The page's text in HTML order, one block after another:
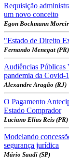
Requisição
um novo conceito
Egon Bockmann
"Estado de Direito
Fernando Menegat (PR)
Audiências Públicas
pandemia da Covid-
Alexandre Aragão (RJ)
O Pagamento
Estado Comprador
Luciano Elias Reis (PR)
Modelando
segurança jurídica
Mário Saadi (SP)